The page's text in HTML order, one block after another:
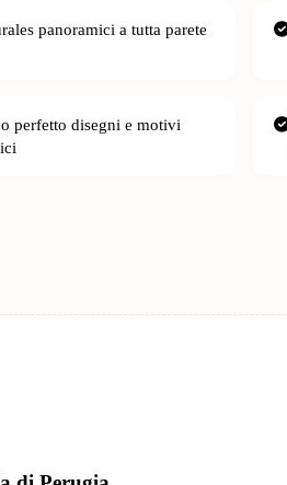
panoramici a tutta parete
perfetto disegni e motivi